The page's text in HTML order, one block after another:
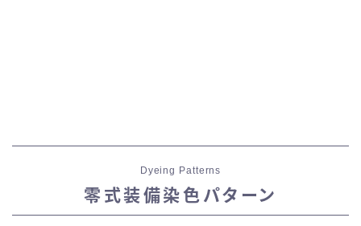
Dyeing Patterns
零式装備染色パターン